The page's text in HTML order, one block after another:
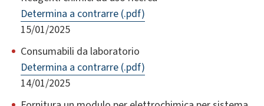
Determina a contrarre (.pdf)
15/01/2025
Consumabili da laboratorio
Determina a contrarre (.pdf)
14/01/2025